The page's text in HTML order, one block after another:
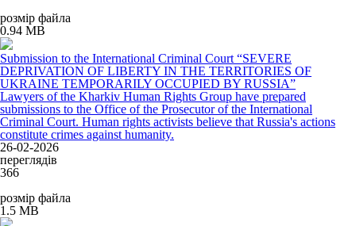
розмір файла
0.94 MB
Submission to the International Criminal Court “SEVERE
DEPRIVATION OF LIBERTY IN THE TERRITORIES OF
UKRAINE TEMPORARILY OCCUPIED BY RUSSIA”
Lawyers of the Kharkiv Human Rights Group have prepared
submissions to the Office of the Prosecutor of the International
Criminal Court. Human rights activists believe that Russia's actions
constitute crimes against humanity.
26-02-2026
переглядів
366
розмір файла
1.5 MB